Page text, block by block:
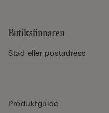
Butiksfinnaren
Produktguide